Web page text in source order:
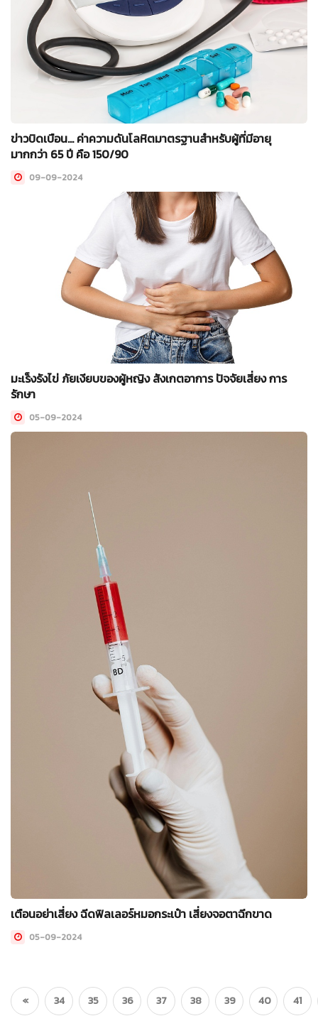
ข่าวบิดเบือน... ค่าความดันโลหิตมาตรฐานสำหรับผู้ที่มีอายุ
มากกว่า 65 ปี คือ 150/90
09-09-2024
มะเร็งรังไข่ ภัยเงียบของผู้หญิง สังเกตอาการ ปัจจัยเสี่ยง การ
รักษา
05-09-2024
เตือนอย่าเสี่ยง ฉีดฟิลเลอร์หมอกระเป๋า เสี่ยงจอตาฉีกขาด
05-09-2024
« 34 35 36 37 38 39 40 41